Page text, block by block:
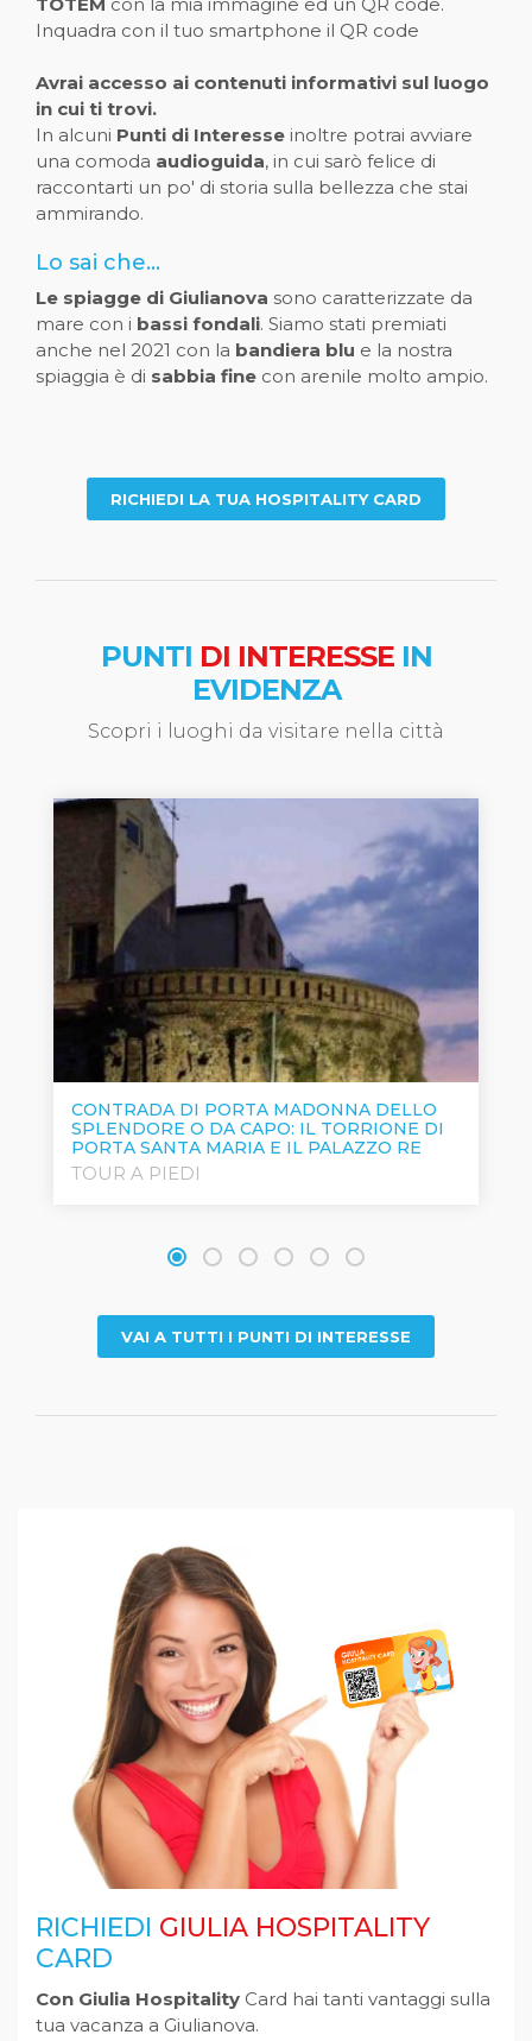
Inquadra con il tuo smartphone il QR code
Avrai accesso ai contenuti informativi sul luogo
in cui ti trovi.
In alcuni Punti di Interesse inoltre potrai avviare
una comoda audioguida, in cui sarò felice di
raccontarti un po' di storia sulla bellezza che stai
ammirando.
Lo sai che...
Le spiagge di Giulianova sono caratterizzate da
mare con i bassi fondali. Siamo stati premiati
anche nel 2021 con la bandiera blu e la nostra
spiaggia è di sabbia fine con arenile molto ampio.
RICHIEDI LA TUA HOSPITALITY CARD
PUNTI DI INTERESSEIN
EVIDENZA
Scopri i luoghi da visitare nella città
CONTRADA DI PORTA MADONNA DELLO
SPLENDORE O DA CAPO: IL TORRIONE DI
PORTA SANTA MARIA E IL PALAZZO RE
TOUR A PIEDI
VAI A TUTTI I PUNTI DI INTERESSE
RICHIEDI GIULIA HOSPITALITY
CARD
Con Giulia Hospitality Card hai tanti vantaggi sulla
tua vacanza a Giulianova.